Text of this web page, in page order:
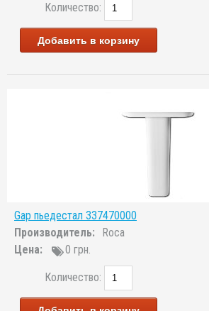
Количество:
Добавить в корзину
Gap пьедестал 337470000
Производитель:
Roca
Цена:
0 грн.
Количество: